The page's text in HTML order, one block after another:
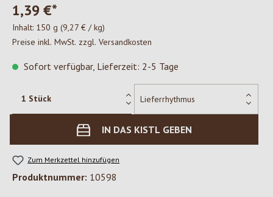
1,39 €*
Inhalt: 150 g (9,27 € / kg)
Preise inkl. MwSt. zzgl. Versandkosten
Sofort verfügbar, Lieferzeit: 2-5 Tage
IN DAS KISTL GEBEN
Zum Merkzettel hinzufügen
Produktnummer: 10598